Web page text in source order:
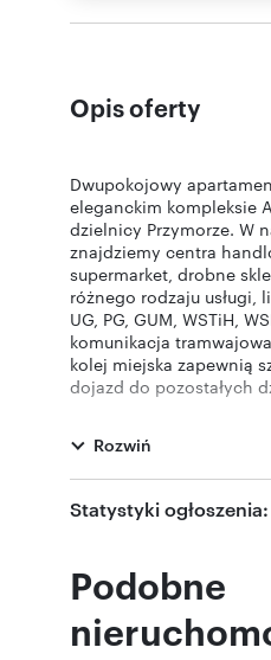
Opis oferty
Dwupokojowy
eleganckim kompleksie
dzielnicy Przymorze. W
znajdziemy centra
supermarket, drobne
różnego rodzaju usługi,
UG, PG, GUM, WSTiH,
komunikacja
kolej miejska zapewnią
dojazd do pozostałych
i molo w Brzeźnie, do
wyznaczonych trasach
minut.
Apartament posiada
przygotowane w taki
wypoczynku czy nauki.
Rozwiń
Statystyki ogłoszenia:
Podobne